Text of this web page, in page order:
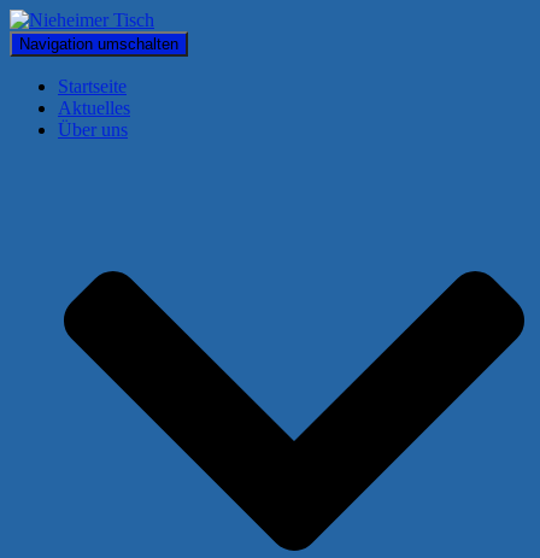
Navigation umschalten
Startseite
Aktuelles
Über uns